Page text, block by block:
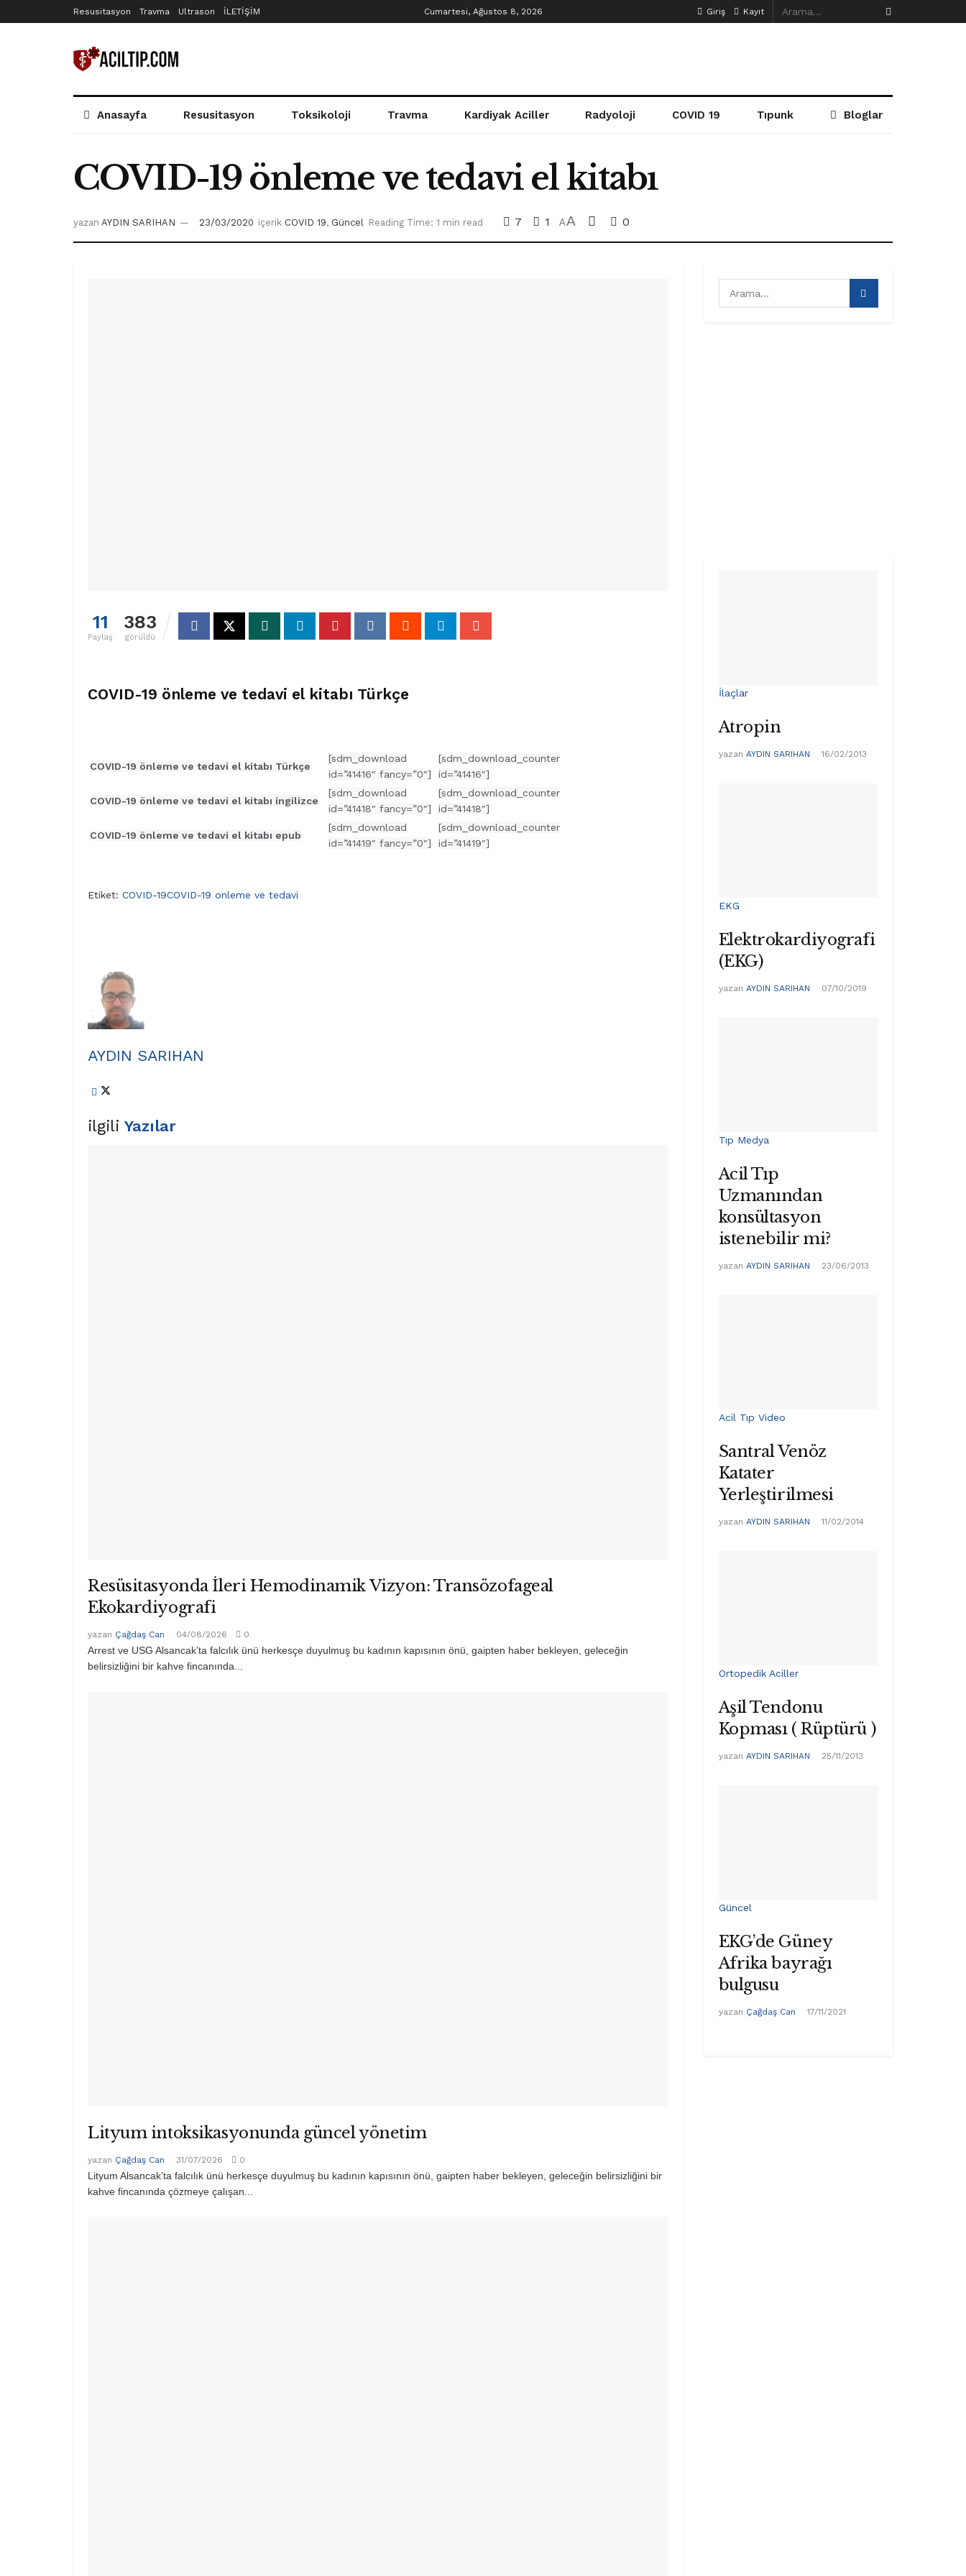
Resusitasyon Travma Ultrason İLETİŞİM Cumartesi, Ağustos 8, 2026 Giriş Kayıt
Anasayfa Resusitasyon Toksikoloji Travma Kardiyak Aciller Radyoloji COVID 19 Tıpunk Bloglar
COVID-19 önleme ve tedavi el kitabı
yazan AYDIN SARIHAN 23/03/2020 içerik COVID 19, Güncel Reading Time: 1 min read 7 1 AA 0
11
Paylaş
383
görüldü
COVID-19 önleme ve tedavi el kitabı Türkçe
COVID-19 önleme ve tedavi el kitabı Türkçe
[sdm_download
id=”41416″ fancy=”0″]
[sdm_download_counter
id=”41416″]
COVID-19 önleme ve tedavi el kitabı ingilizce
[sdm_download
id=”41418″ fancy=”0″]
[sdm_download_counter
id=”41418″]
COVID-19 önleme ve tedavi el kitabı epub
[sdm_download
id=”41419″ fancy=”0″]
[sdm_download_counter
id=”41419″]
Etiket: COVID-19COVID-19 onleme ve tedavi
AYDIN SARIHAN
ilgili Yazılar
Resüsitasyonda İleri Hemodinamik Vizyon: Transözofageal
Ekokardiyografi
yazan Çağdaş Can 04/08/2026 0
Arrest ve USG Alsancak’ta falcılık ünü herkesçe duyulmuş bu kadının kapısının önü, gaipten haber bekleyen, geleceğin
belirsizliğini bir kahve fincanında...
Lityum intoksikasyonunda güncel yönetim
yazan Çağdaş Can 31/07/2026 0
Lityum Alsancak’ta falcılık ünü herkesçe duyulmuş bu kadının kapısının önü, gaipten haber bekleyen, geleceğin belirsizliğini bir
kahve fincanında çözmeye çalışan...
İlaçlar
Atropin
yazan AYDIN SARIHAN 16/02/2013
EKG
Elektrokardiyografi
(EKG)
yazan AYDIN SARIHAN 07/10/2019
Tıp Medya
Acil Tıp
Uzmanından
konsültasyon
istenebilir mi?
yazan AYDIN SARIHAN 23/06/2013
Acil Tıp Video
Santral Venöz
Katater
Yerleştirilmesi
yazan AYDIN SARIHAN 11/02/2014
Ortopedik Aciller
Aşil Tendonu
Kopması ( Rüptürü )
yazan AYDIN SARIHAN 25/11/2013
Güncel
EKG’de Güney
Afrika bayrağı
bulgusu
yazan Çağdaş Can 17/11/2021